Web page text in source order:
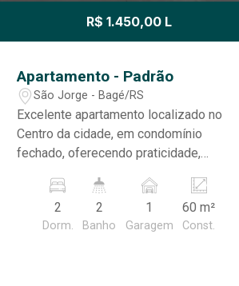
R$ 1.450,00 L
Apartamento - Padrão
São Jorge - Bagé/RS
Excelente apartamento localizado no
Centro da cidade, em condomínio
fechado, oferecendo praticidade,
com sala de estar equipada com painel
para TV e acesso à sacada, integrada à
cozinha, que já possui móveis
2
Dorm.
2
Banho
1
Garagem
60 m²
Const.